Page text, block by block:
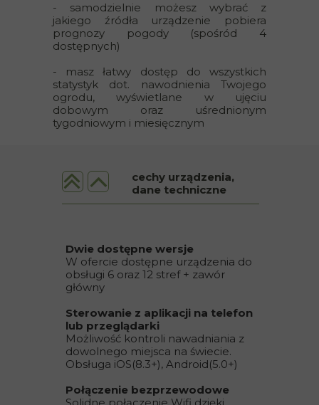
cechy urządzenia,
dane techniczne
- samodzielnie możesz wybrać z
jakiego źródła urządzenie pobiera
prognozy pogody (spośród 4
dostępnych)
- masz łatwy dostęp do wszystkich
statystyk dot. nawodnienia Twojego
ogrodu, wyświetlane w ujęciu
dobowym oraz uśrednionym
tygodniowym i miesięcznym
Dwie dostępne wersje
W ofercie dostępne urządzenia do
obsługi 6 oraz 12 stref + zawór
główny
Sterowanie z aplikacji na telefon
lub przeglądarki
Możliwość kontroli nawadniania z
dowolnego miejsca na świecie.
Obsługa iOS(8.3+), Android(5.0+)
Połączenie bezprzewodowe